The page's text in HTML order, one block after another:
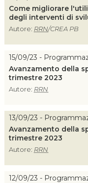
Come migliorare
degli interventi di
Autore: RRN/CREA PB
15/09/23 -
Avanzamento della
trimestre 2023
Autore: RRN
13/09/23 -
Avanzamento della
trimestre 2023
Autore: RRN
12/09/23 -